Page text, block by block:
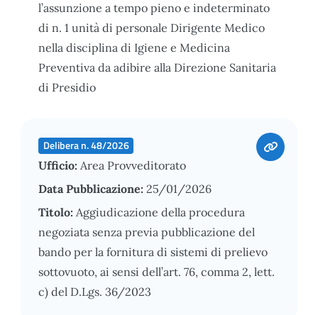
l’assunzione a tempo pieno e indeterminato
di n. 1 unità di personale Dirigente Medico
nella disciplina di Igiene e Medicina
Preventiva da adibire alla Direzione Sanitaria
di Presidio
Delibera n. 48/2026
Ufficio: Area Provveditorato
Data Pubblicazione: 25/01/2026
Titolo: Aggiudicazione della procedura
negoziata senza previa pubblicazione del
bando per la fornitura di sistemi di prelievo
sottovuoto, ai sensi dell’art. 76, comma 2, lett.
c) del D.Lgs. 36/2023